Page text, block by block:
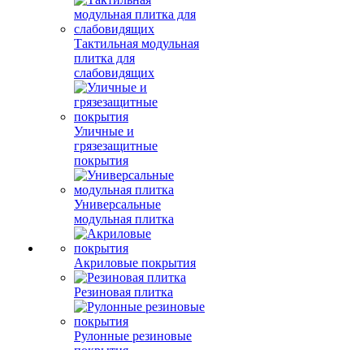
Тактильная модульная
плитка для
слабовидящих
Уличные и
грязезащитные
покрытия
Универсальные
модульная плитка
Акриловые покрытия
Резиновая плитка
Рулонные резиновые